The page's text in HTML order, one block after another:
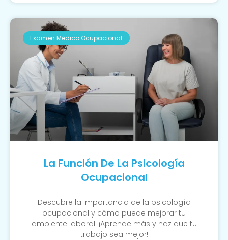
Examen Médico Ocupacional
La Función De La Psicología
Ocupacional
Descubre la importancia de la psicología
ocupacional y cómo puede mejorar tu
ambiente laboral. ¡Aprende más y haz que tu
trabajo sea mejor!